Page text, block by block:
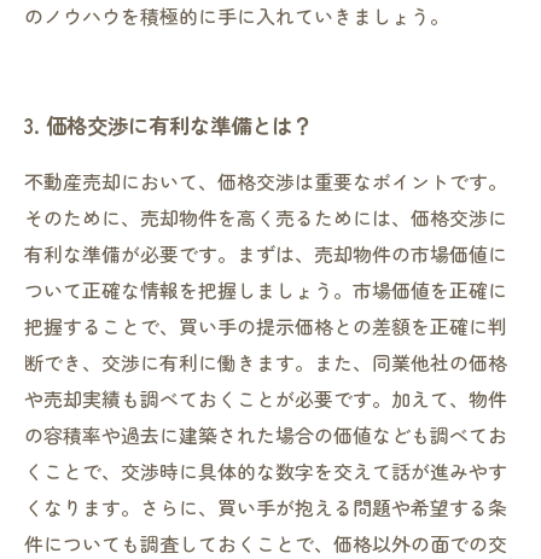
のノウハウを積極的に手に入れていきましょう。
3. 価格交渉に有利な準備とは？
不動産売却において、価格交渉は重要なポイントです。
そのために、売却物件を高く売るためには、価格交渉に
有利な準備が必要です。まずは、売却物件の市場価値に
ついて正確な情報を把握しましょう。市場価値を正確に
把握することで、買い手の提示価格との差額を正確に判
断でき、交渉に有利に働きます。また、同業他社の価格
や売却実績も調べておくことが必要です。加えて、物件
の容積率や過去に建築された場合の価値なども調べてお
くことで、交渉時に具体的な数字を交えて話が進みやす
くなります。さらに、買い手が抱える問題や希望する条
件についても調査しておくことで、価格以外の面での交